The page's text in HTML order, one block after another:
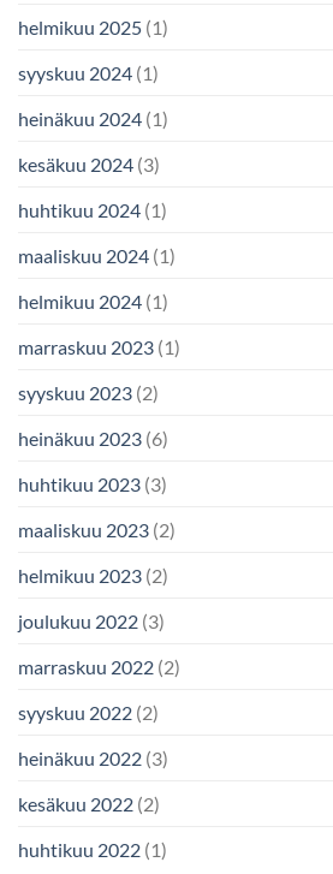
helmikuu 2025 (1)
syyskuu 2024 (1)
heinäkuu 2024 (1)
kesäkuu 2024 (3)
huhtikuu 2024 (1)
maaliskuu 2024 (1)
helmikuu 2024 (1)
marraskuu 2023 (1)
syyskuu 2023 (2)
heinäkuu 2023 (6)
huhtikuu 2023 (3)
maaliskuu 2023 (2)
helmikuu 2023 (2)
joulukuu 2022 (3)
marraskuu 2022 (2)
syyskuu 2022 (2)
heinäkuu 2022 (3)
kesäkuu 2022 (2)
huhtikuu 2022 (1)